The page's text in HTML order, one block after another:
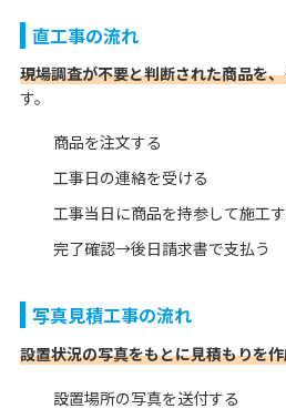
直工事の流れ
現場調査が不要と判断された商品を
す。
商品を注文する
工事日の連絡を受ける
工事当日に商品を持参して施工
完了確認→後日請求書で支払う
写真見積工事の流れ
設置状況の写真をもとに見積もりを
設置場所の写真を送付する